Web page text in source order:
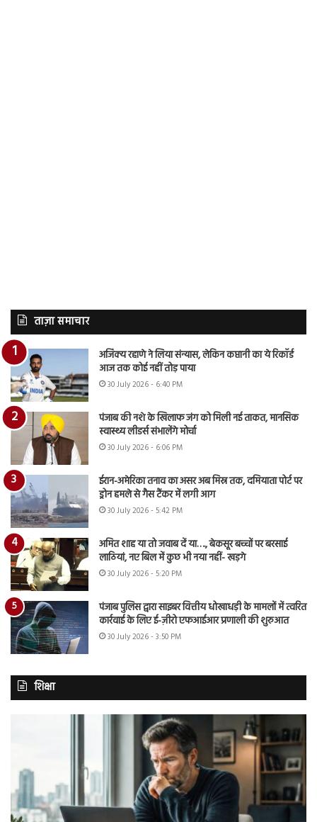
ताज़ा समाचार
अजिंक्य रहाणे ने लिया संन्यास, लेकिन कप्तानी का ये रिकॉर्ड
आज तक कोई नहीं तोड़ पाया
30 July 2026 - 6:40 PM
पंजाब की नशे के खिलाफ जंग को मिली नई ताकत, मानसिक
स्वास्थ्य लीडर्स संभालेंगे मोर्चा
30 July 2026 - 6:06 PM
ईरान-अमेरिका तनाव का असर अब मिस्र तक, दमियाता पोर्ट पर
ड्रोन हमले से गैस टैंकर में लगी आग
30 July 2026 - 5:42 PM
अमित शाह या तो जवाब दें या…., बेकसूर बच्चों पर बरसाई
लाठियां, नए बिल में कुछ भी नया नहीं- खड़गे
30 July 2026 - 5:20 PM
पंजाब पुलिस द्वारा साइबर वित्तीय धोखाधड़ी के मामलों में त्वरित
कार्रवाई के लिए ई-ज़ीरो एफआईआर प्रणाली की शुरुआत
30 July 2026 - 3:50 PM
शिक्षा